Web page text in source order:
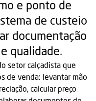
e ponto de
de custeio
documentação
qualidade.
setor calçadista que
de venda: levantar mão
calcular preço